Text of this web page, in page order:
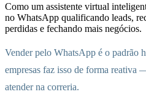
Como um assistente virtual
no WhatsApp qualificando leads,
perdidas e fechando mais negócios.
Vender pelo WhatsApp é o padrão
empresas faz isso de forma reativa
atender na correria.